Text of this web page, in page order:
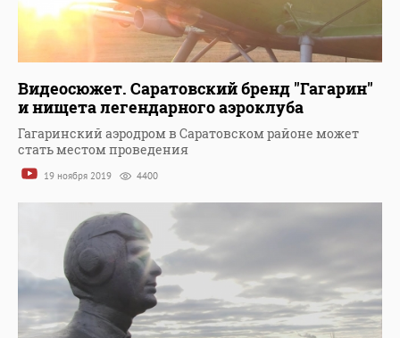
Видеосюжет. Саратовский бренд "Гагарин"
и нищета легендарного аэроклуба
Гагаринский аэродром в Саратовском районе может
стать местом проведения
19 ноября 2019 4400